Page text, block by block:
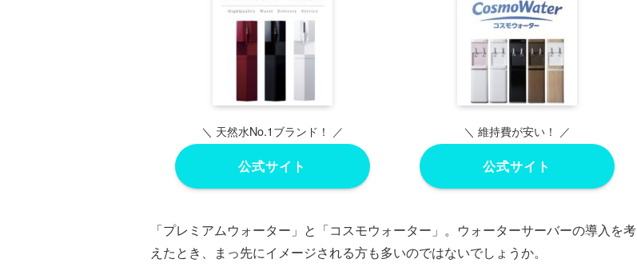
＼ 天然水No.1ブランド！ ／
公式サイト
＼ 維持費が安い！ ／
公式サイト
「プレミアムウォーター」と「コスモウォーター」。ウォーターサーバーの導入を考
えたとき、まっ先にイメージされる方も多いのではないでしょうか。